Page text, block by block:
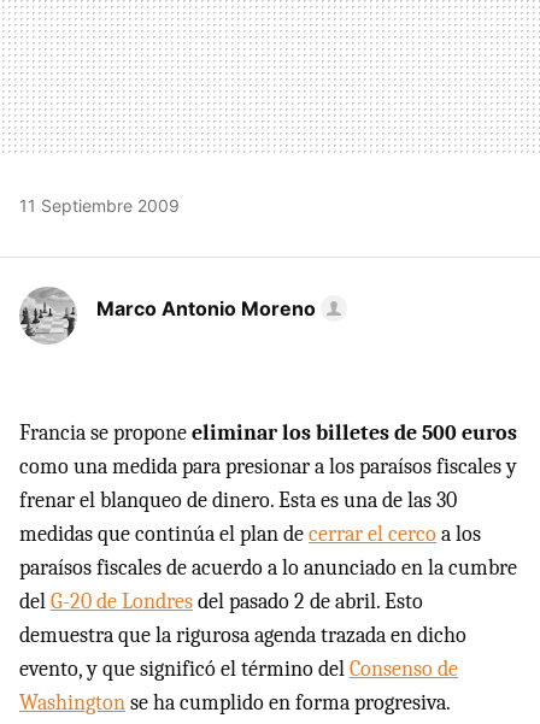
11 Septiembre 2009
Marco Antonio Moreno
Francia se proponeeliminar los billetes de 500 euros
como una medida para presionar a los paraísos fiscales y
frenar el blanqueo de dinero. Esta es una de las 30
medidas que continúa el plan decerrar el cercoa los
paraísos fiscales de acuerdo a lo anunciado en la cumbre
delG-20 de Londresdel pasado 2 de abril. Esto
demuestra que la rigurosa agenda trazada en dicho
evento, y que significó el término delConsenso de
Washingtonse ha cumplido en forma progresiva.